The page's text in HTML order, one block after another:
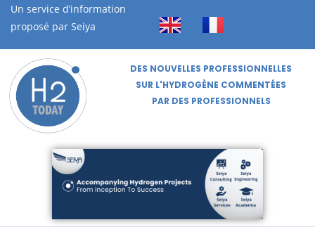
Un service d’information
proposé par Seiya
DES NOUVELLES PROFESSIONNELLES
SUR L'HYDROGÈNE COMMENTÉES
PAR DES PROFESSIONNELS